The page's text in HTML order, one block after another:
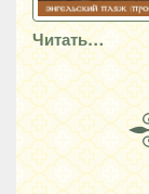
Читать…